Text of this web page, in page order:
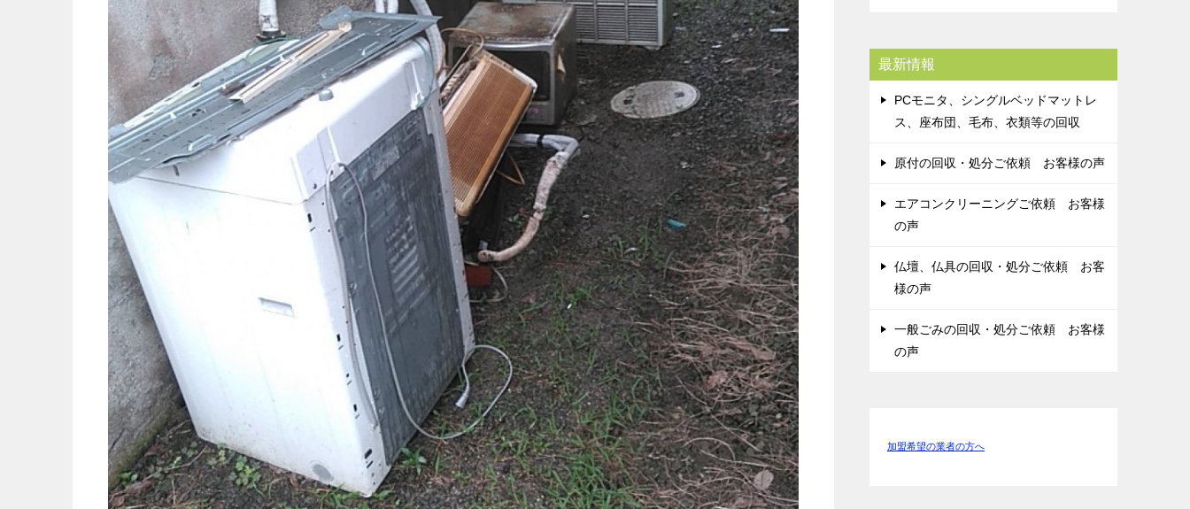
最新情報
PCモニタ、シングルベッドマットレ
ス、座布団、毛布、衣類等の回収
原付の回収・処分ご依頼 お客様の声
エアコンクリーニングご依頼 お客様
の声
仏壇、仏具の回収・処分ご依頼 お客
様の声
一般ごみの回収・処分ご依頼 お客様
の声
加盟希望の業者の方へ